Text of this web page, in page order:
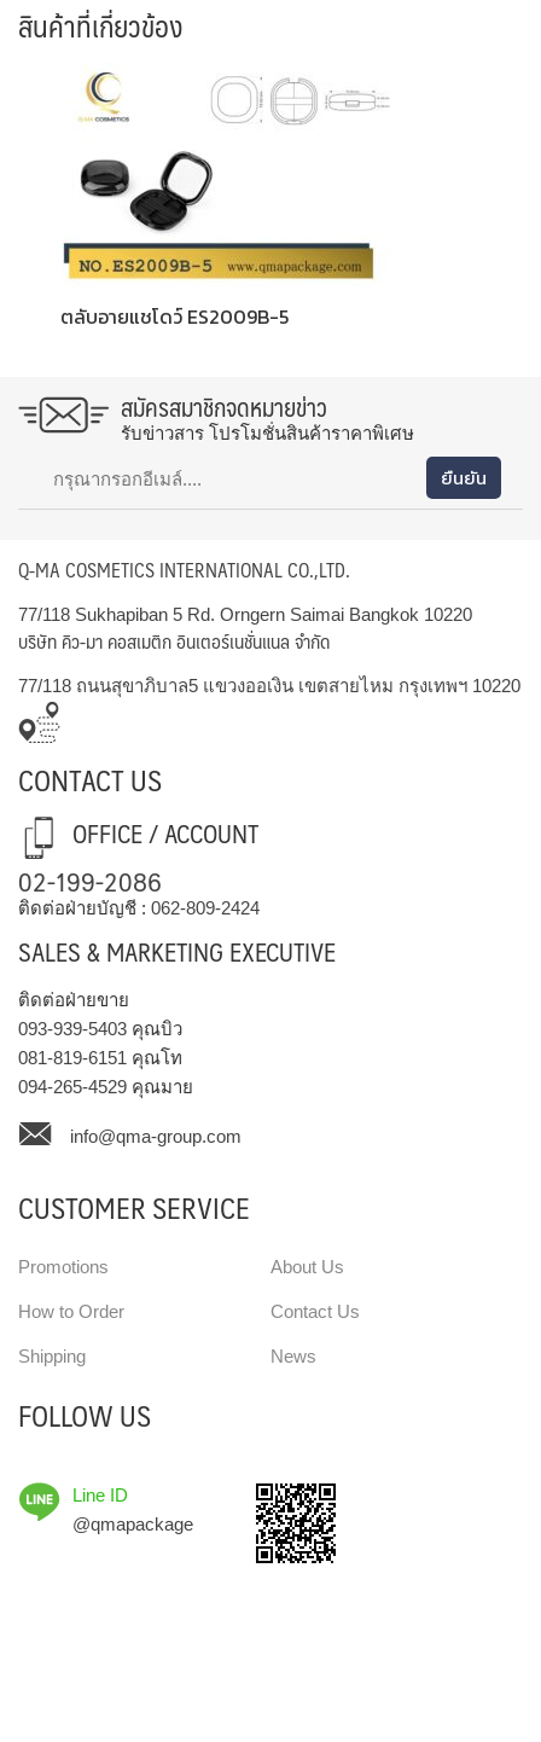
สินค้าที่เกี่ยวข้อง
ตลับอายแชโดว์ ES2009B-5
สมัครสมาชิกจดหมายข่าว
รับข่าวสาร โปรโมชั่นสินค้าราคาพิเศษ
Q-MA COSMETICS INTERNATIONAL CO.,LTD.
77/118 Sukhapiban 5 Rd. Orngern Saimai Bangkok 10220
บริษัท คิว-มา คอสเมติก อินเตอร์เนชั่นแนล จำกัด
77/118 ถนนสุขาภิบาล5 แขวงออเงิน เขตสายไหม กรุงเทพฯ 10220
CONTACT US
OFFICE / ACCOUNT
02-199-2086
ติดต่อฝ่ายบัญชี : 062-809-2424
SALES & MARKETING EXECUTIVE
ติดต่อฝ่ายขาย
093-939-5403 คุณบิว
081-819-6151 คุณโท
094-265-4529 คุณมาย
info@qma-group.com
CUSTOMER SERVICE
Promotions
How to Order
Shipping
About Us
Contact Us
News
FOLLOW US
Line ID
@qmapackage